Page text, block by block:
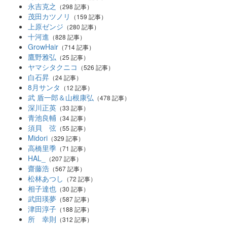
永吉克之 （298 記事）
茂田カツノリ （159 記事）
上原ゼンジ （280 記事）
十河進 （828 記事）
GrowHair （714 記事）
鷹野雅弘 （25 記事）
ヤマシタクニコ （526 記事）
白石昇 （24 記事）
8月サンタ （12 記事）
武 盾一郎＆山根康弘 （478 記事）
深川正英 （33 記事）
青池良輔 （34 記事）
須貝 弦 （55 記事）
Midori （329 記事）
高橋里季 （71 記事）
HAL_ （207 記事）
齋藤浩 （567 記事）
松林あつし （72 記事）
相子達也 （30 記事）
武田瑛夢 （587 記事）
津田淳子 （188 記事）
所 幸則 （312 記事）